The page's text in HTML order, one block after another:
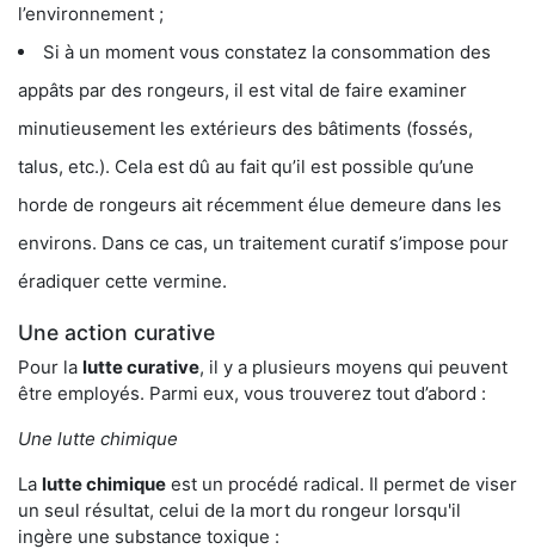
l’environnement ;
Si à un moment vous constatez la consommation des
appâts par des rongeurs, il est vital de faire examiner
minutieusement les extérieurs des bâtiments (fossés,
talus, etc.). Cela est dû au fait qu’il est possible qu’une
horde de rongeurs ait récemment élue demeure dans les
environs. Dans ce cas, un traitement curatif s’impose pour
éradiquer cette vermine.
Une action curative
Pour la lutte curative, il y a plusieurs moyens qui peuvent
être employés. Parmi eux, vous trouverez tout d’abord :
Une lutte chimique
La lutte chimique est un procédé radical. Il permet de viser
un seul résultat, celui de la mort du rongeur lorsqu'il
ingère une substance toxique :